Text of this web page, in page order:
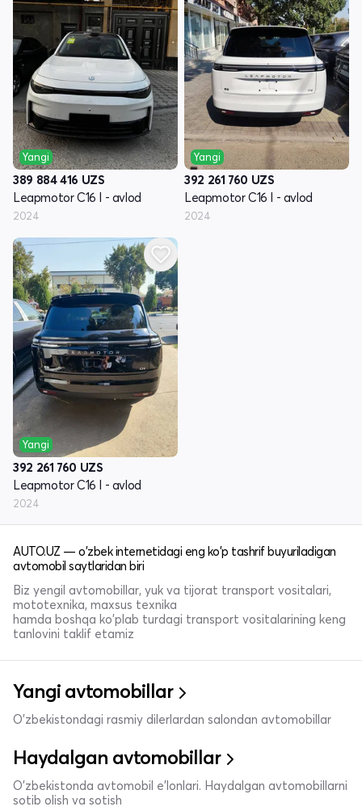
Yangi
389 884 416 UZS
Leapmotor C16 I - avlod
2024
Yangi
392 261 760 UZS
Leapmotor C16 I - avlod
2024
Yangi
392 261 760 UZS
Leapmotor C16 I - avlod
2024
AUTO.UZ — o'zbek internetidagi eng ko'p tashrif buyuriladigan
avtomobil saytlaridan biri
Biz yengil avtomobillar, yuk va tijorat transport vositalari,
mototexnika, maxsus texnika
hamda boshqa ko'plab turdagi transport vositalarining keng
tanlovini taklif etamiz
Yangi avtomobillar
O'zbekistondagi rasmiy dilerlardan salondan avtomobillar
Haydalgan avtomobillar
O'zbekistonda avtomobil e’lonlari. Haydalgan avtomobillarni
sotib olish va sotish